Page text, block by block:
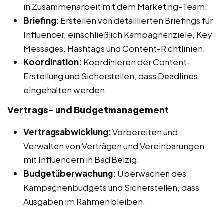
in Zusammenarbeit mit dem Marketing-Team.
Briefing: Erstellen von detaillierten Briefings für
Influencer, einschließlich Kampagnenziele, Key
Messages, Hashtags und Content-Richtlinien.
Koordination: Koordinieren der Content-
Erstellung und Sicherstellen, dass Deadlines
eingehalten werden.
Vertrags- und Budgetmanagement
Vertragsabwicklung:Vorbereiten und
Verwalten von Verträgen und Vereinbarungen
mit Influencern in Bad Belzig.
Budgetüberwachung: Überwachen des
Kampagnenbudgets und Sicherstellen, dass
Ausgaben im Rahmen bleiben.